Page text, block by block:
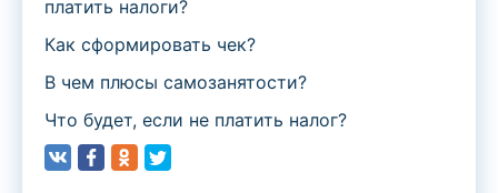
платить налоги?
Как сформировать чек?
В чем плюсы самозанятости?
Что будет, если не платить налог?